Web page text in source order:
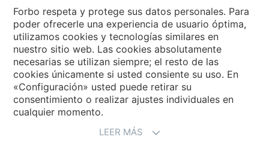
Forbo Flooring Systems
Forbo Movement Systems
Selecciona un país
Forbo respeta y protege sus datos personales. Para
poder ofrecerle una experiencia de usuario óptima,
utilizamos cookies y tecnologías similares en
nuestro sitio web. Las cookies absolutamente
necesarias se utilizan siempre; el resto de las
cookies únicamente si usted consiente su uso. En
«Configuración» usted puede retirar su
consentimiento o realizar ajustes individuales en
cualquier momento.
LEER MÁS